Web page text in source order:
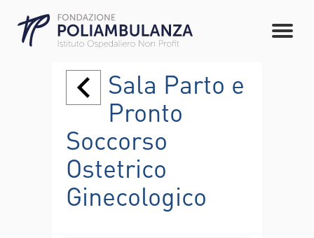
Sala Parto e
Pronto
Soccorso
Ostetrico
Ginecologico